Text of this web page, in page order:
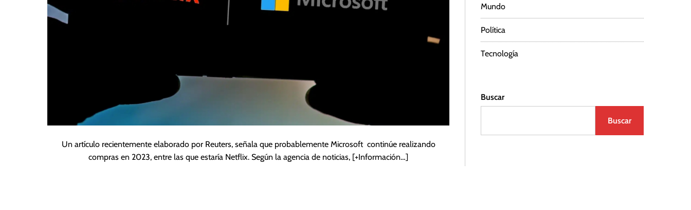
Un artículo recientemente elaborado por Reuters, señala que probablemente Microsoft continúe realizando
compras en 2023, entre las que estaría Netflix. Según la agencia de noticias, [+Información…]
Mundo
Política
Tecnología
Buscar
Buscar